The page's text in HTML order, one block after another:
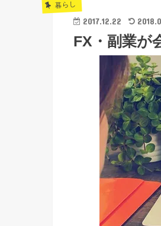
暮らし
2017.12.22
FX・副業が